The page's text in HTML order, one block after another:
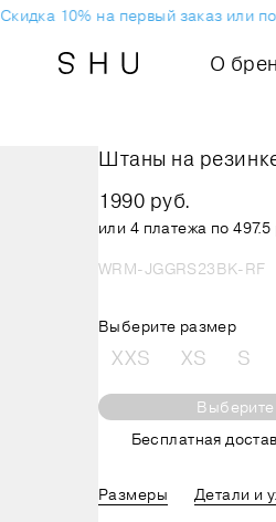
Скидка 10% на первый заказ или
О
Штаны на
1990 руб.
или 4 платежа по 497.5
WRM-JGGRS23BK-RF
Выберите размер
XXS XS S
Бесплатная
Размеры
Детали и